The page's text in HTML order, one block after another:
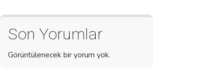
Son Yorumlar
Görüntülenecek bir yorum yok.